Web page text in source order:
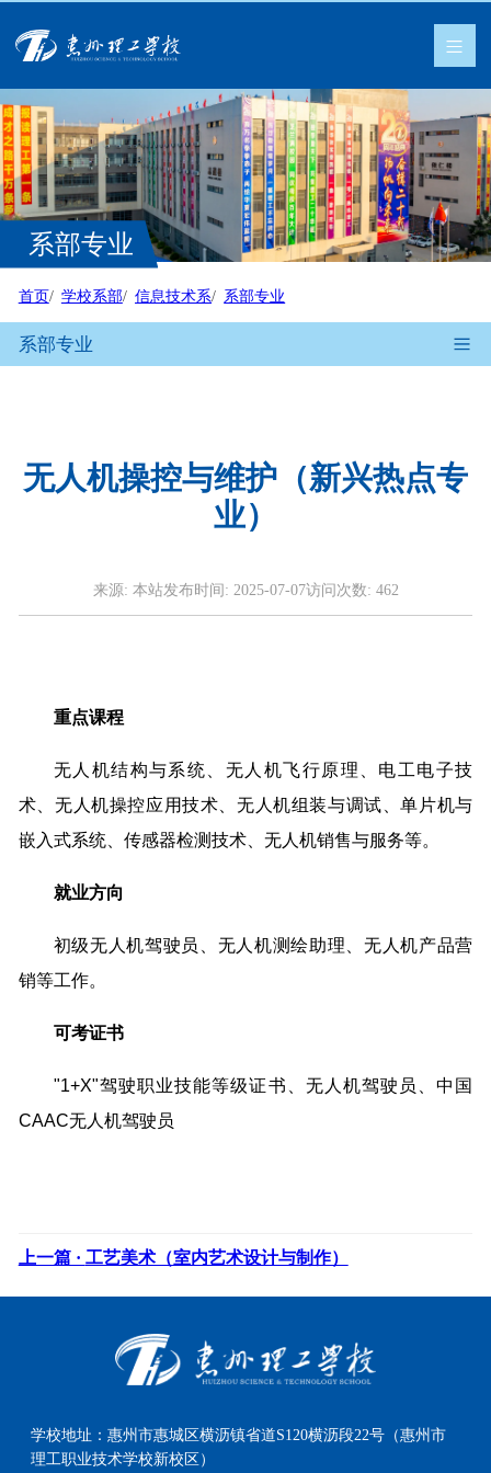
系部专业
首页 学校系部 信息技术系 系部专业
系部专业
无人机操控与维护（新兴热点专
业）
来源: 本站发布时间: 2025-07-07访问次数: 462
重点课程
无人机结构与系统、无人机飞行原理、电工电子技
术、无人机操控应用技术、无人机组装与调试、单片机与
嵌入式系统、传感器检测技术、无人机销售与服务等。
就业方向
初级无人机驾驶员、无人机测绘助理、无人机产品营
销等工作。
可考证书
"1+X"驾驶职业技能等级证书、无人机驾驶员、中国
CAAC无人机驾驶员
上一篇 · 工艺美术（室内艺术设计与制作）
学校地址：惠州市惠城区横沥镇省道S120横沥段22号（惠州市
理工职业技术学校新校区）